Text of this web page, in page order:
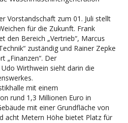
Vorstandschaft zum 01. Juli stellt
für die Zukunft. Frank
den Bereich „Vertrieb“, Marcus
zuständig und Rainer Zepke
„Finanzen“. Der
Wirthwein sieht darin die
mit einem
rund 1,3 Millionen Euro in
mit einer Grundfläche von
acht Metern Höhe bietet Platz für